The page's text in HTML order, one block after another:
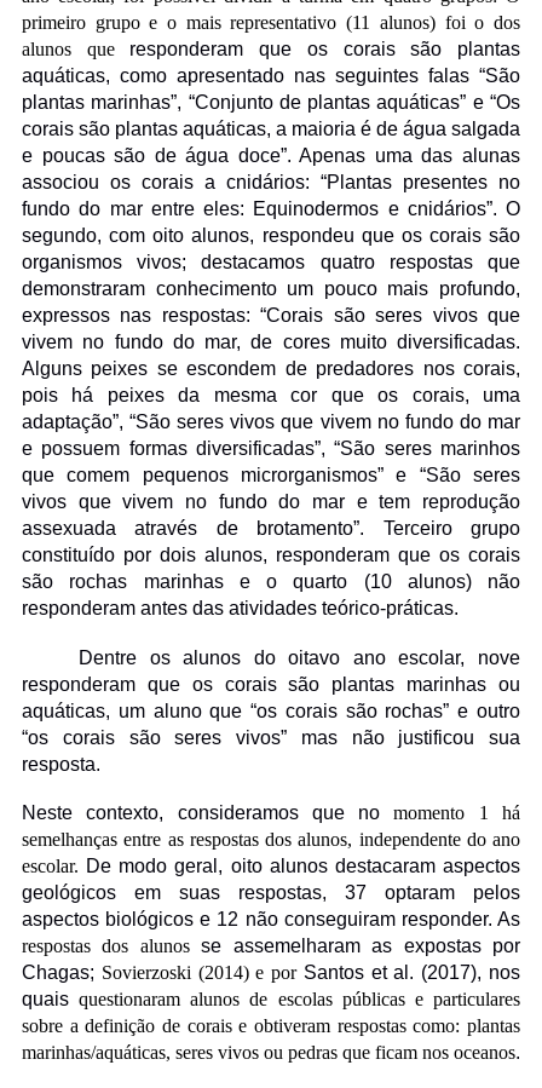
primeiro grupo e o mais representativo (11 alunos) foi o dos
alunos queresponderam que os corais são plantas
aquáticas, como apresentado nas seguintes falas “São
plantas marinhas”, “Conjunto de plantas aquáticas” e “Os
corais são plantas aquáticas, a maioria é de água salgada
e poucas são de água doce”. Apenas uma das alunas
associou os corais a cnidários: “Plantas presentes no
fundo do mar entre eles: Equinodermos e cnidários”. O
segundo, com oito alunos, respondeu que os corais são
organismos vivos; destacamos quatro respostas que
demonstraram conhecimento um pouco mais profundo,
expressos nas respostas: “Corais são seres vivos que
vivem no fundo do mar, de cores muito diversificadas.
Alguns peixes se escondem de predadores nos corais,
pois há peixes da mesma cor que os corais, uma
adaptação”, “São seres vivos que vivem no fundo do mar
e possuem formas diversificadas”, “São seres marinhos
que comem pequenos microrganismos” e “São seres
vivos que vivem no fundo do mar e tem reprodução
assexuada através de brotamento”.
Terceiro grupo
constituído por dois alunos, responderam que os corais
são rochas marinhas e o quarto (10 alunos) não
responderam antes das atividades teórico-práticas.
Dentre os alunos do oitavo ano escolar, nove
responderam que os corais são plantas marinhas ou
aquáticas, um aluno que “os corais são rochas” e outro
“os corais são seres vivos” mas não justificou sua
resposta.
Neste contexto, consideramos que nomomento 1 há
semelhanças entre as respostas dos alunos, independente do ano
escolar. De modo geral, oito alunos destacaram aspectos
geológicos em suas respostas, 37 optaram pelos
aspectos biológicos e 12 não conseguiram responder. As
respostas dos alunosse assemelharam as expostas por
Chagas; Sovierzoski (2014) e por Santos et al. (2017), nos
quaisquestionaram alunos de escolas públicas e particulares
sobre a definição de corais e obtiveram respostas como: plantas
marinhas/aquáticas, seres vivos ou pedras que ficam nos oceanos.